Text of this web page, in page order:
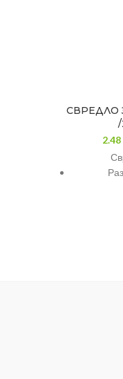
СВРЕДЛО
2.48